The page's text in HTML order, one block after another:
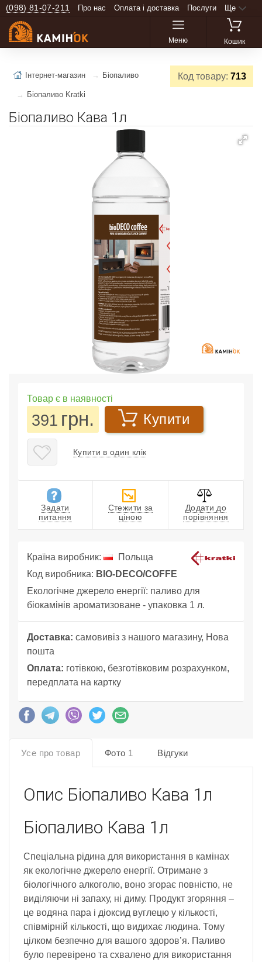
(098) 81-07-211 Про нас Оплата і доставка Послуги Ще
Меню Кошик
Код товару: 713
Інтернет-магазин Біопаливо
Біопаливо Kratki
Біопаливо Кава 1л
Товар є в наявності
391 грн. Купити
Купити в один клік
Задати
питання
Стежити за
ціною
Додати до
порівняння
Країна виробник:
Польща
Код виробника: BIO-DECO/COFFE
Екологічне джерело енергії: паливо для
біокамінів ароматизоване - упаковка 1 л.
Доставка: самовивіз з нашого магазину, Нова
пошта
Оплата: готівкою, безготівковим розрахунком,
передплата на картку
Усе про товар Фото 1 Відгуки
Опис Біопаливо Кава 1л
Біопаливо Кава 1л
Спеціальна рідина для використання в камінах
як екологічне джерело енергії. Отримане з
біологічного алкоголю, воно згорає повністю, не
виділяючи ні запаху, ні диму. Продукт згоряння –
це водяна пара і діоксид вуглецю у кількості,
співмірній кількості, що видихає людина. Тому
цілком безпечно для вашого здоров’я. Паливо
було перевірено та схвалено для використання